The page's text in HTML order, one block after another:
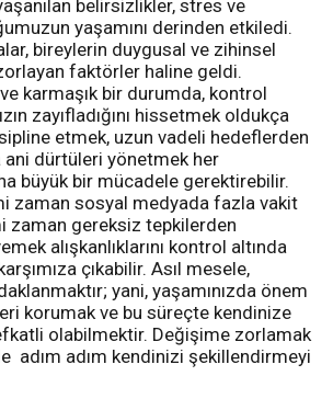
belirsizlikler, stres ve
yaşamını derinden etkiledi.
bireylerin duygusal ve zihinsel
zorlayan faktörler haline geldi.
karmaşık bir durumda, kontrol
zayıfladığını hissetmek oldukça
etmek, uzun vadeli hedeflerden
dürtüleri yönetmek her
büyük bir mücadele gerektirebilir.
zaman sosyal medyada fazla vakit
zaman gereksiz tepkilerden
alışkanlıklarını kontrol altında
çıkabilir. Asıl mesele,
yani, yaşamınızda önem
korumak ve bu süreçte kendinize
olabilmektir. Değişime zorlamak
adım adım kendinizi şekillendirmeyi